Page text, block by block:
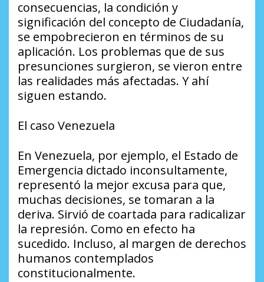
consecuencias, la condición y
significación del concepto de Ciudadanía,
se empobrecieron en términos de su
aplicación. Los problemas que de sus
presunciones surgieron, se vieron entre
las realidades más afectadas. Y ahí
siguen estando.
El caso Venezuela
En Venezuela, por ejemplo, el Estado de
Emergencia dictado inconsultamente,
representó la mejor excusa para que,
muchas decisiones, se tomaran a la
deriva. Sirvió de coartada para radicalizar
la represión. Como en efecto ha
sucedido. Incluso, al margen de derechos
humanos contemplados
constitucionalmente.